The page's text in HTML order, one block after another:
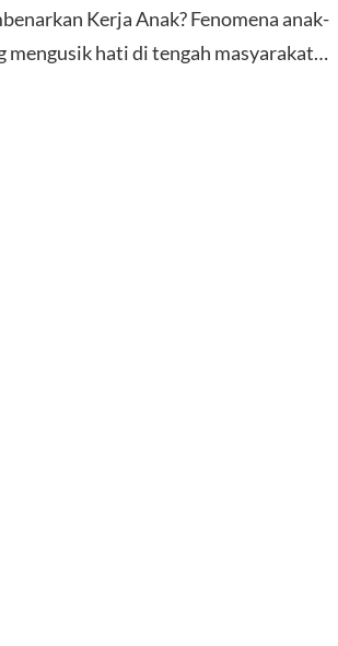
Kerja Anak? Fenomena anak-
mengusik hati di tengah masyarakat…